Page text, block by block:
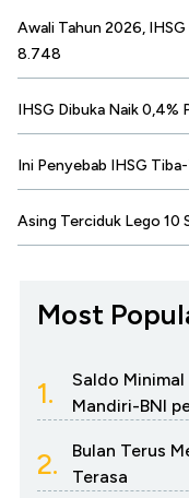
Awali Tahun 2026,
8.748
IHSG Dibuka Naik 0,4%
Ini Penyebab IHSG
Asing Terciduk Lego 10
Most
1.
Saldo Minimal
Mandiri-BNI
2.
Bulan Terus
Terasa